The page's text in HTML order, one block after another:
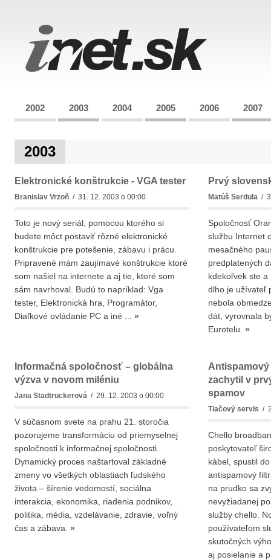
2002 2003 2004 2005 2006 2007
2003
Elektronické konštrukcie - VGA tester
Branislav Vrzoň / 31. 12. 2003 o 00:00
Toto je nový seriál, pomocou ktorého si
budete môct postaviť rôzné elektronické
konštrukcie pre potešenie, zábavu i prácu.
Pripravené mám zaujímavé konštrukcie ktoré
som našiel na internete a aj tie, ktoré som
sám navrhoval. Budú to napríklad: Vga
tester, Elektronická hra, Programátor,
Diaľkové ovládanie PC a iné ... »
Prvý
Matúš Serdula/
Spoločnosť
službu Internet
mesačného
predplatených
kdekoľvek ste
dlho je užívateľ
nebola
dát, vyrovnala
Eurotelu. »
Informačná spoločnosť – globálna
výzva v novom miléniu
Jana Stadtruckerová / 29. 12. 2003 o 00:00
V súčasnom svete na prahu 21. storočia
pozorujeme transformáciu od priemyselnej
spoločnosti k informačnej spoločnosti.
Dynamický proces naštartoval základné
zmeny vo všetkých oblastiach ľudského
života – šírenie vedomostí, sociálna
interakcia, ekonomika, riadenia podnikov,
politika, média, vzdelávanie, zdravie, voľný
čas a zábava. »
zachytil v
spamov
Tlačový servis /
Chello
poskytovateľ
kábel, spustil
antispamový
na prudko sa
nevyžiadanej
služby chello.
používateľom
skutočných
aj posielanie a